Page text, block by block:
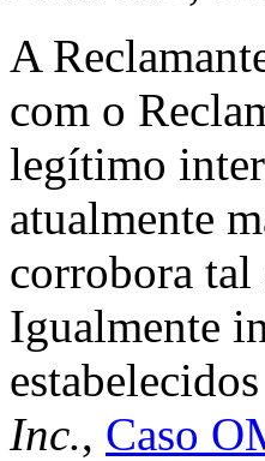
A
com o
legítimo
atualmente
corrobora tal
Igualmente
Inc., Caso